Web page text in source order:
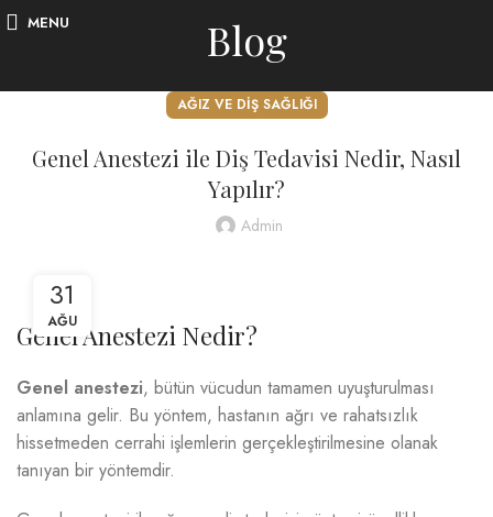
MENU Blog
AĞIZ VE DIŞ SAĞLIĞI
Genel Anestezi ile Diş Tedavisi Nedir, Nasıl
Yapılır?
Admin
31
AĞU
Genel Anestezi Nedir?
Genel anestezi, bütün vücudun tamamen uyuşturulması
anlamına gelir. Bu yöntem, hastanın ağrı ve rahatsızlık
hissetmeden cerrahi işlemlerin gerçekleştirilmesine olanak
tanıyan bir yöntemdir.